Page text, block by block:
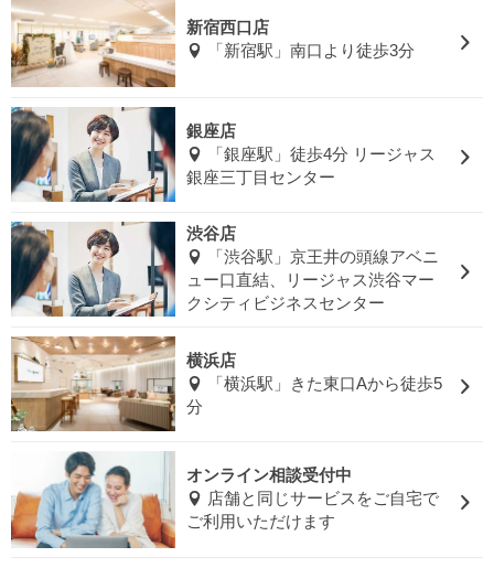
新宿西口店
「新宿駅」南口より徒歩3分
銀座店
「銀座駅」徒歩4分 リージャス
銀座三丁目センター
渋谷店
「渋谷駅」京王井の頭線アベニ
ュー口直結、リージャス渋谷マー
クシティビジネスセンター
横浜店
「横浜駅」きた東口Aから徒歩5
分
オンライン相談受付中
店舗と同じサービスをご自宅で
ご利用いただけます